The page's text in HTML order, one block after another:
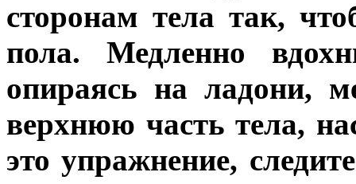
сторонам тела так,
пола. Медленно
опираясь на ладони,
верхнюю часть тела,
это упражнение,